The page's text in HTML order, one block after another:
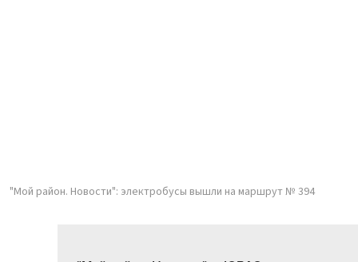
"Мой район. Новости": электробусы вышли на маршрут № 394